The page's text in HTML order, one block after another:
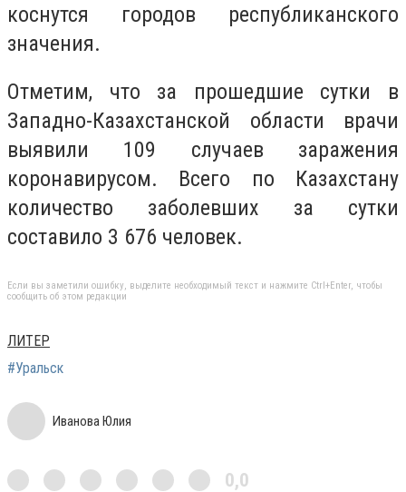
коснутся городов республиканского
значения.
Отметим, что за прошедшие сутки в
Западно-Казахстанской области врачи
выявили 109 случаев заражения
коронавирусом. Всего по Казахстану
количество заболевших за сутки
составило 3 676 человек.
Если вы заметили ошибку, выделите необходимый текст и нажмите Ctrl+Enter, чтобы
сообщить об этом редакции
ЛИТЕР
#Уральск
Иванова Юлия
0,0